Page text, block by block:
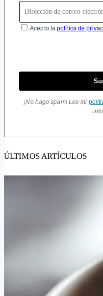
Acepto lapolítica de
¡No hago spam! Lee mi
ÚLTIMOS ARTÍCULOS